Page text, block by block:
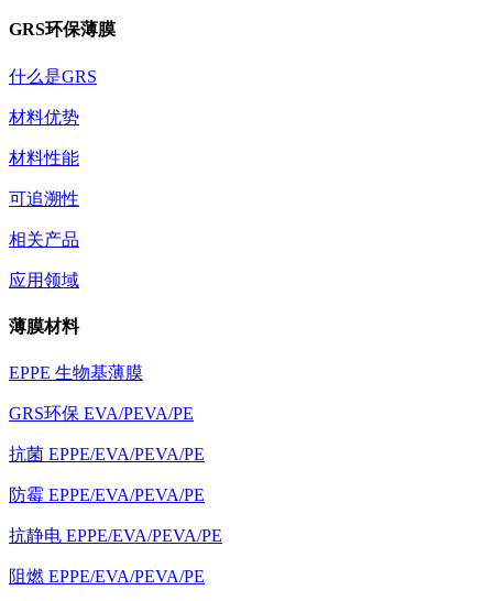
GRS环保薄膜
什么是GRS
材料优势
材料性能
可追溯性
相关产品
应用领域
薄膜材料
EPPE 生物基薄膜
GRS环保 EVA/PEVA/PE
抗菌 EPPE/EVA/PEVA/PE
防霉 EPPE/EVA/PEVA/PE
抗静电 EPPE/EVA/PEVA/PE
阻燃 EPPE/EVA/PEVA/PE